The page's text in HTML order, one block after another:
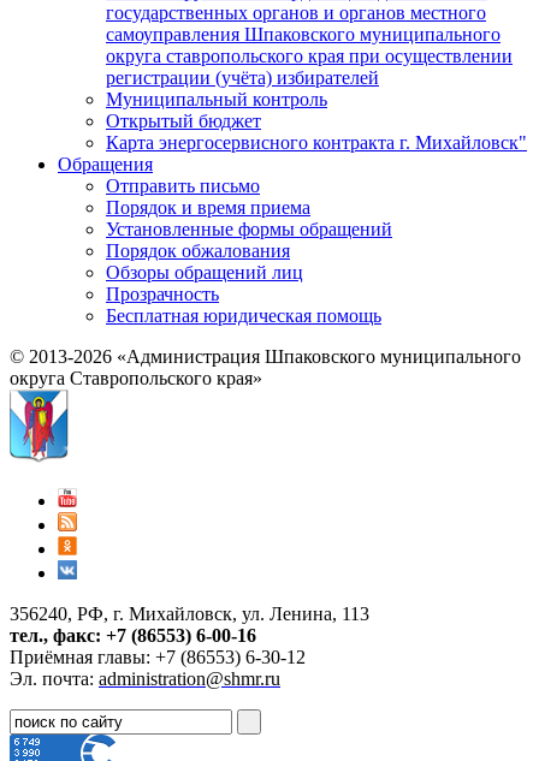
государственных органов и органов местного
самоуправления Шпаковского муниципального
округа ставропольского края при осуществлении
регистрации (учёта) избирателей
Муниципальный контроль
Открытый бюджет
Карта энергосервисного контракта г. Михайловск"
Обращения
Отправить письмо
Порядок и время приема
Установленные формы обращений
Порядок обжалования
Обзоры обращений лиц
Прозрачность
Бесплатная юридическая помощь
© 2013-2026 «Администрация Шпаковского муниципального
округа Ставропольского края»
356240, РФ, г. Михайловск, ул. Ленина, 113
тел., факс: +7 (86553) 6-00-16
Приёмная главы: +7 (86553) 6-30-12
Эл. почта: administration@shmr.ru